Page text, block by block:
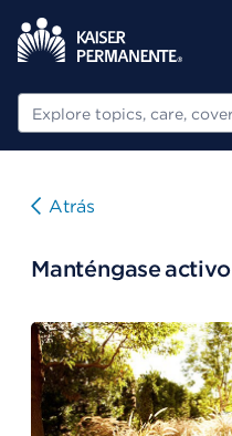
Buscar
Atrás
Manténgase activo